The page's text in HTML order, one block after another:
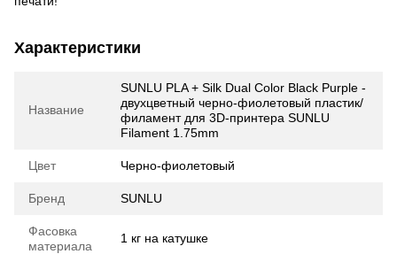
Характеристики
Название
SUNLU PLA + Silk Dual Color Black Purple -
двухцветный черно-фиолетовый пластик/
филамент для 3D-принтера SUNLU
Filament 1.75mm
Цвет Черно-фиолетовый
Бренд SUNLU
Фасовка
материала
1 кг на катушке